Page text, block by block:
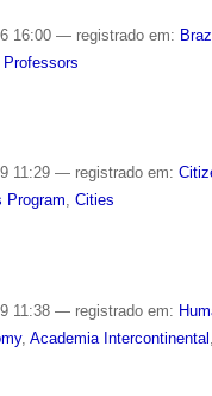
16:00— registrado em:
11:29— registrado em:
Program,Cities
11:38— registrado em:
,Academia Intercontinental